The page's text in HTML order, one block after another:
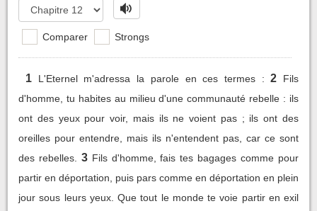
Comparer Strongs
1 L'Eternel m'adressa la parole en ces termes : 2
Fils
d'homme, tu habites au milieu d'une communauté rebelle : ils
ont des yeux pour voir, mais ils ne voient pas ; ils ont des
oreilles pour entendre, mais ils n'entendent pas, car ce sont
des rebelles.
3 Fils d'homme, fais tes bagages comme pour
partir en déportation, puis pars comme en déportation en plein
jour sous leurs yeux. Que tout le monde te voie partir en exil